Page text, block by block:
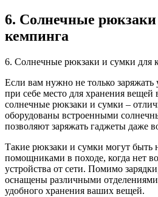
6. Солнечные
кемпинга
6. Солнечные рюкзаки и сумки для
Если вам нужно не только заряжать
при себе место для хранения вещей
солнечные рюкзаки и сумки –
оборудованы встроенными
позволяют заряжать гаджеты даже
Такие рюкзаки и сумки могут быть
помощниками в походе, когда нет
устройства от сети. Помимо
оснащены различными
удобного хранения ваших вещей.